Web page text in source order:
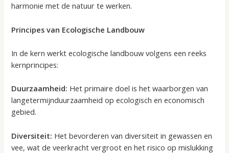
harmonie met de natuur te werken.
Principes van Ecologische Landbouw
In de kern werkt ecologische landbouw volgens een reeks
kernprincipes:
Duurzaamheid: Het primaire doel is het waarborgen van
langetermijnduurzaamheid op ecologisch en economisch
gebied.
Diversiteit: Het bevorderen van diversiteit in gewassen en
vee, wat de veerkracht vergroot en het risico op mislukking